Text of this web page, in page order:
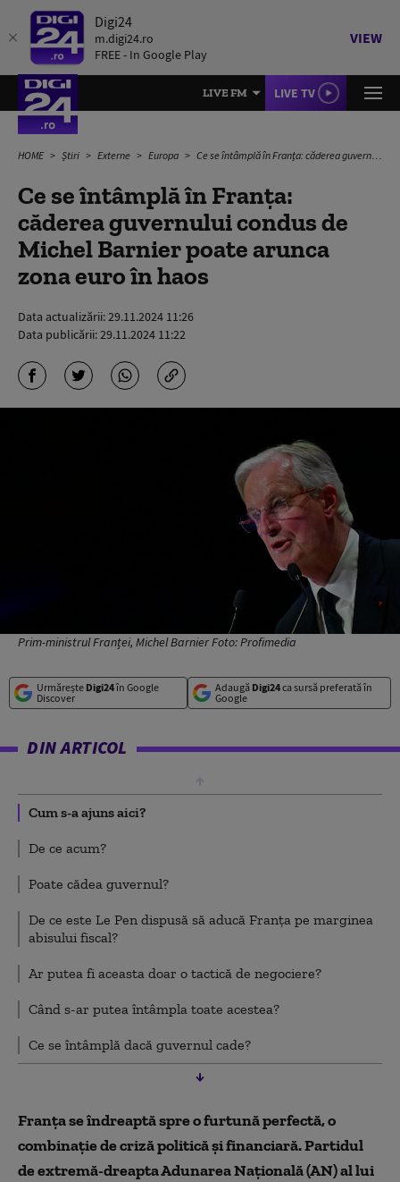
Digi24
m.digi24.ro
FREE - In Google Play
VIEW
LIVE FM LIVE TV
HOME Știri Externe Europa Ce se întâmplă în Franța: căderea guvernului condus de Michel Barnier poate arunca zona euro în haos
Ce se întâmplă în Franța:
căderea guvernului condus de
Michel Barnier poate arunca
zona euro în haos
Data actualizării:29.11.2024 11:26
Data publicării:29.11.2024 11:22
Prim-ministrul Franței, Michel Barnier Foto: Profimedia
Urmărește Digi24în Google
Discover
Adaugă Digi24ca sursă preferată în
Google
DIN ARTICOL
Cum s-a ajuns aici?
De ce acum?
Poate cădea guvernul?
De ce este Le Pen dispusă să aducă Franța pe marginea
abisului fiscal?
Ar putea fi aceasta doar o tactică de negociere?
Când s-ar putea întâmpla toate acestea?
Ce se întâmplă dacă guvernul cade?
De ce este Bruxelles-ul speriat?
Cum reacționează piețele?
Care este cel mai rău scenariu pentru zona euro?
Franța se îndreaptă spre o furtună perfectă, o
combinație de criză politică și financiară. Partidul
de extremă-dreapta Adunarea Națională (AN) al lui